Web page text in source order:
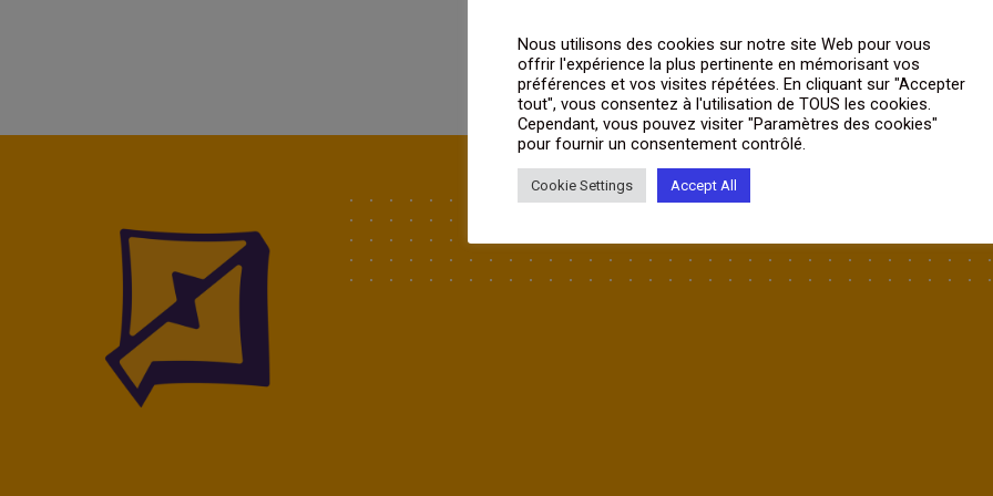
Nous utilisons des cookies sur notre site Web pour vous
offrir l'expérience la plus pertinente en mémorisant vos
préférences et vos visites répétées. En cliquant sur "Accepter
tout", vous consentez à l'utilisation de TOUS les cookies.
Cependant, vous pouvez visiter "Paramètres des cookies"
pour fournir un consentement contrôlé.
Cookie Settings Accept All